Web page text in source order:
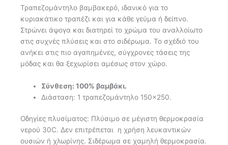
Τραπεζομάντηλο βαμβακερό, ιδανικό για το
κυριακάτικο τραπέζι και για κάθε γεύμα ή δείπνο.
Στρώνει άψογα και διατηρεί το χρώμα του αναλλοίωτο
στις συχνές πλύσεις και στο σιδέρωμα. Το σχέδιό του
ανήκει στις πιο αγαπημένες, σύγχρονες τάσεις της
μόδας και θα ξεχωρίσει αμέσως στον χώρο.
Σύνθεση: 100% βαμβάκι.
Διάσταση: 1 τραπεζομάντηλο 150×250.
Οδηγίες πλυσίματος: Πλύσιμο σε μέγιστη θερμοκρασία
νερού 30C. Δεν επιτρέπεται η χρήση λευκαντικών
ουσιών ή χλωρίνης. Σιδέρωμα σε χαμηλή θερμοκρασία.